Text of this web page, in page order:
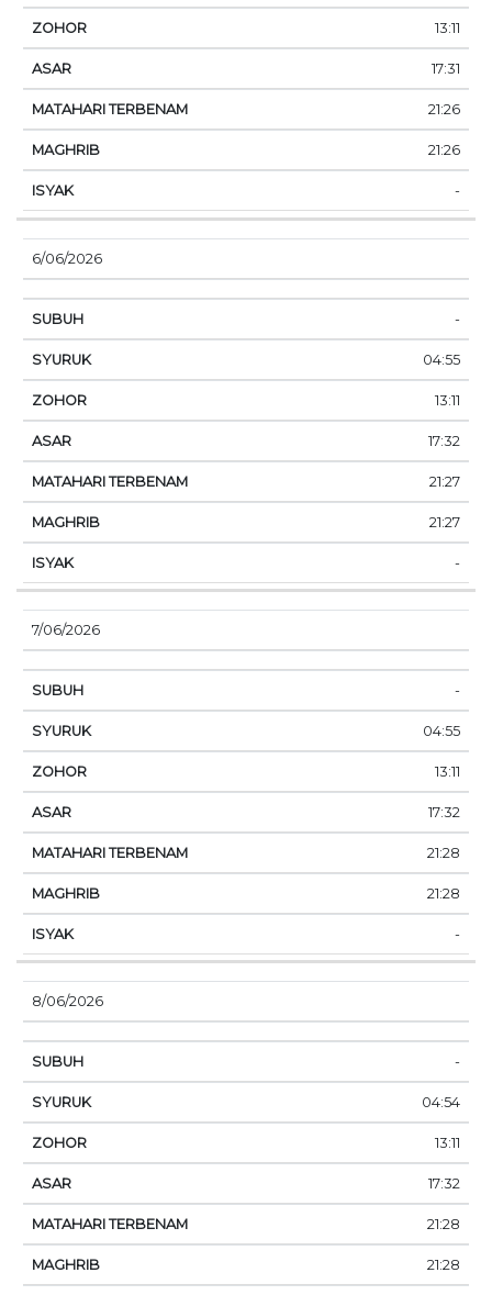
13:11
17:31
21:26
21:26
-
6/06/2026
-
04:55
13:11
17:32
21:27
21:27
-
7/06/2026
-
04:55
13:11
17:32
21:28
21:28
-
8/06/2026
-
04:54
13:11
17:32
21:28
21:28